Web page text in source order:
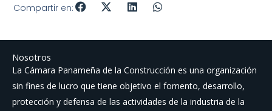
Compartir en:
Nosotros
La Cámara Panameña de la Construcción es una organización
sin fines de lucro que tiene objetivo el fomento, desarrollo,
protección y defensa de las actividades de la industria de la